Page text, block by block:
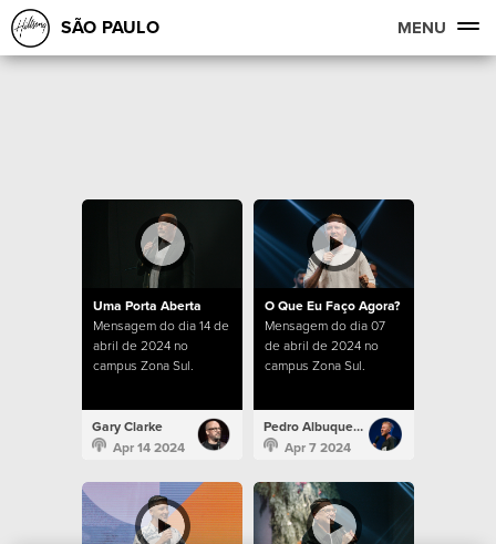
SÃO PAULO MENU
Uma Porta Aberta
Mensagem do dia 14 de
abril de 2024 no
campus Zona Sul.
Gary Clarke
Apr 14 2024
O Que Eu Faço Agora?
Mensagem do dia 07
de abril de 2024 no
campus Zona Sul.
Pedro Albuquerque
Apr 7 2024